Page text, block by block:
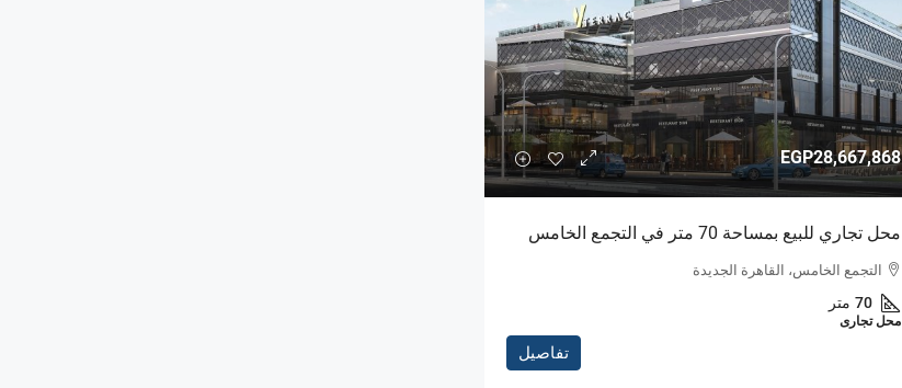
EGP28,667,868
محل تجاري للبيع بمساحة 70 متر في التجمع الخامس
التجمع الخامس، القاهرة الجديدة
70 متر
محل تجارى
تفاصيل